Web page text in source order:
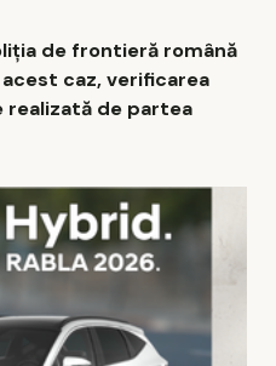
de frontieră română
caz, verificarea
realizată de partea